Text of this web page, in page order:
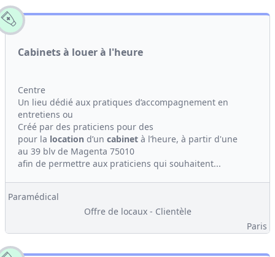
Cabinets à louer à l'heure
Centre
Un lieu dédié aux pratiques d’accompagnement en
entretiens ou
Créé par des praticiens pour des
pour la location d’un cabinet à l’heure, à partir d'une
au 39 blv de Magenta 75010
afin de permettre aux praticiens qui souhaitent...
Paramédical
Offre de locaux - Clientèle
Paris